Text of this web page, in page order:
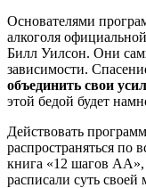
Основателями
алкоголя
Билл Уилсон. Они
зависимости.
объединить свои
этой бедой будет
Действовать
распространяться по
книга «12 шагов
расписали суть своей